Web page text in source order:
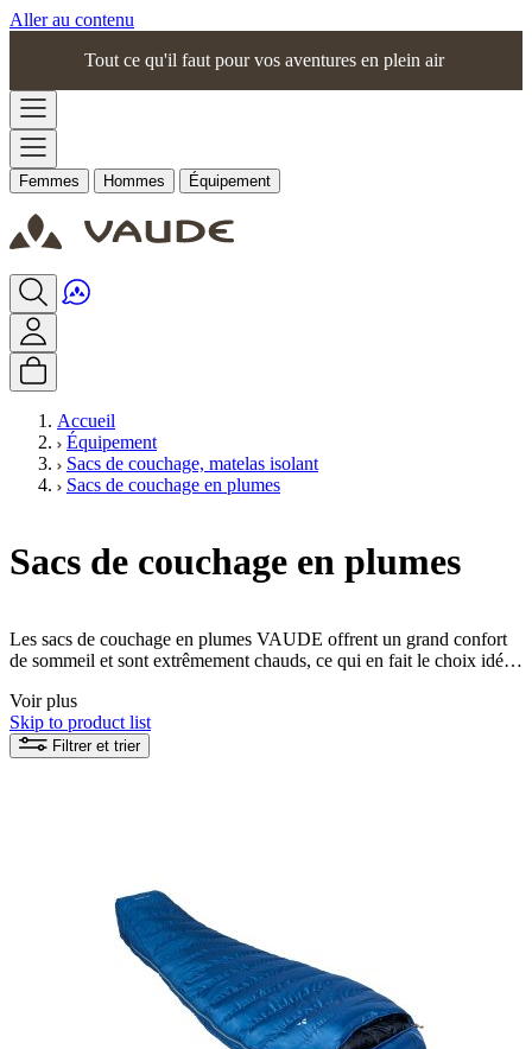
Aller au contenu
Tout ce qu'il faut pour vos aventures en plein air
Femmes Hommes Équipement
Accueil
Équipement
Sacs de couchage, matelas isolant
Sacs de couchage en plumes
Sacs de couchage en plumes
Les sacs de couchage en plumes VAUDE offrent un grand confort
de sommeil et sont extrêmement chauds, ce qui en fait le choix idéal
longévité en font un investissement durable pour tout campeur. Les
sacs de couchage en duvet sont fabriqués de manière durable, à
partir de matériaux recyclés et respectueux de l'environnement. Ils
Voir plus
Skip to product list
Filtrer et trier